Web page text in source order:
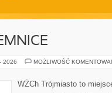
2026 MOŻLIWOŚĆ
WŻCh Trójmiasto to